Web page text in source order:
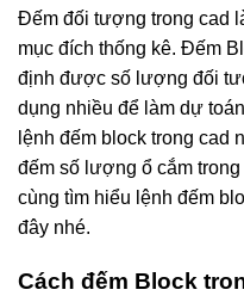
Đếm đối tượng trong cad
mục đích thống kê. Đếm
định được số lượng đối
dụng nhiều để làm dự
lệnh đếm block trong cad
đếm số lượng ổ cắm
cùng tìm hiểu lệnh đếm
đây nhé.
Cách đếm Block